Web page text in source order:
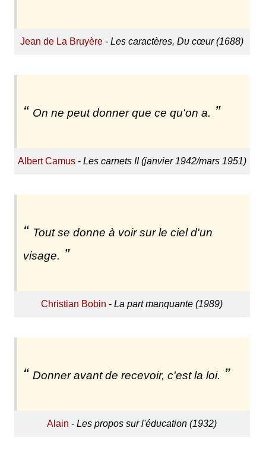
Jean de La Bruyère -Les caractères, Du cœur (1688)
On ne peut donner que ce qu'on a.
Albert Camus- Les carnets II (janvier 1942/mars 1951)
Tout se donne à voir sur le ciel d'un
visage.
Christian Bobin -La part manquante (1989)
Donner avant de recevoir, c'est la loi.
Alain -Les propos sur l'éducation (1932)